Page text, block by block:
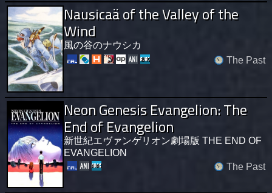
Nausicaä of the Valley of the
Wind
風の谷のナウシカ
The Past
Neon Genesis Evangelion: The
End of Evangelion
新世紀エヴァンゲリオン劇場版 THE END OF
EVANGELION
The Past